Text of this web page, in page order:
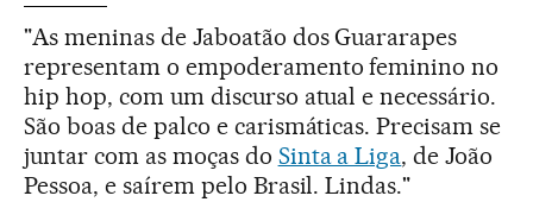
"As meninas de Jaboatão dos Guararapes
representam o empoderamento feminino no
hip hop, com um discurso atual e necessário.
São boas de palco e carismáticas. Precisam se
juntar com as moças do Sinta a Liga, de João
Pessoa, e saírem pelo Brasil. Lindas."